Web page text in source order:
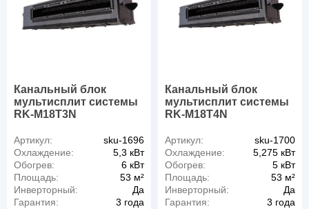
Канальный блок
мультисплит системы
RK-M18T3N
Артикул:
sku-1696
Охлаждение:
5,3 кВт
Обогрев:
6 кВт
Площадь:
53 м²
Инверторный:
Да
Гарантия:
3 года
Канальный блок
мультисплит системы
RK-M18T4N
Артикул:
sku-1700
Охлаждение:
5,275 кВт
Обогрев:
5 кВт
Площадь:
53 м²
Инверторный:
Да
Гарантия:
3 года